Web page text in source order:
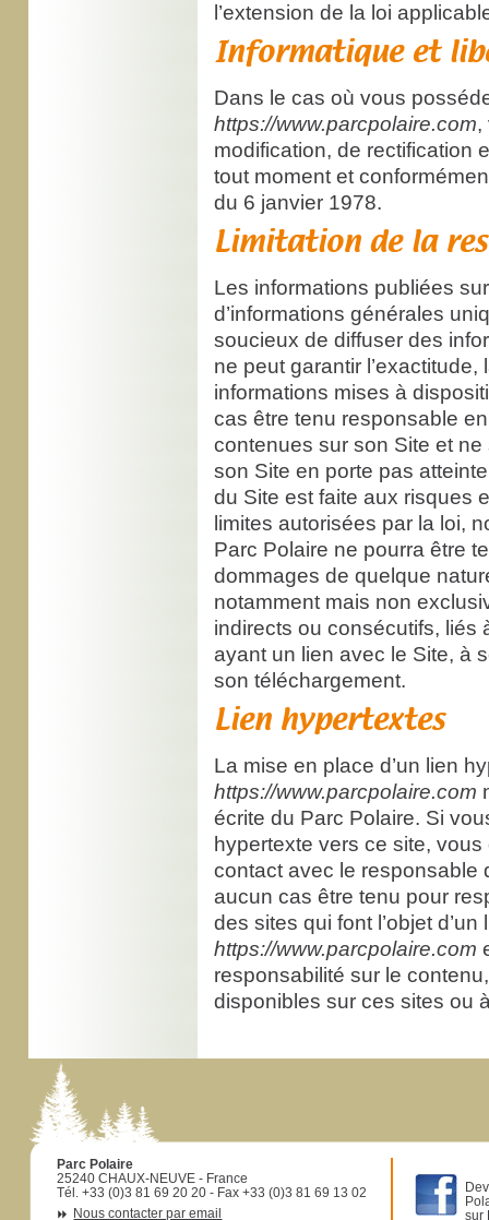
l’extension de la loi
Informatique et
Dans le cas où vous
https://www.parcpolaire.com,
modification, de rectification
tout moment et
du 6 janvier 1978.
Limitation de la
Les informations publiées
d’informations générales
soucieux de diffuser des
ne peut garantir
informations mises à
cas être tenu responsable
contenues sur son Site et ne
son Site en porte pas
du Site est faite aux risques
limites autorisées par la loi,
Parc Polaire ne pourra être
dommages de quelque
notamment mais non
indirects ou consécutifs, liés
ayant un lien avec le Site, à
son téléchargement.
Lien hypertextes
La mise en place d’un lien
https://www.parcpolaire.com
écrite du Parc Polaire. Si
hypertexte vers ce site,
contact avec le responsable
aucun cas être tenu pour
des sites qui font l’objet
https://www.parcpolaire.com
responsabilité sur le
disponibles sur ces sites ou
Parc Polaire
25240 CHAUX-NEUVE - France
Tél. +33 (0)3 81 69 20 20 - Fax +33 (0)3 81 69 13 02
Nous contacter par email
sur